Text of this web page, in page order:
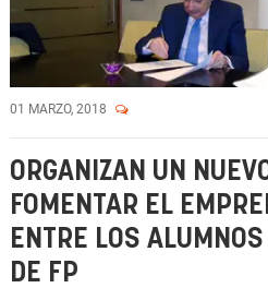
01 MARZO, 2018
ORGANIZAN UN
FOMENTAR EL
ENTRE LOS
DE FP